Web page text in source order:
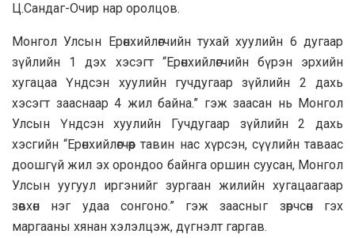
Ц.Сандаг-Очир нар оролцов.
Монгол Улсын Ерөнхийлөгчийн тухай хуулийн 6 дугаар
зүйлийн 1 дэх хэсэгт “Ерөнхийлөгчийн бүрэн эрхийн
хугацаа Үндсэн хуулийн гучдугаар зүйлийн 2 дахь
хэсэгт зааснаар 4 жил байна.” гэж заасан нь Монгол
Улсын Үндсэн хуулийн Гучдугаар зүйлийн 2 дахь
хэсгийн “Ерөнхийлөгчөөр тавин нас хүрсэн, сүүлийн таваас
доошгүй жил эх орондоо байнга оршин суусан, Монгол
Улсын уугуул иргэнийг зургаан жилийн хугацаагаар
зөвхөн нэг удаа сонгоно.” гэж заасныг зөрчсөн гэх
маргааны хянан хэлэлцэж, дүгнэлт гаргав.